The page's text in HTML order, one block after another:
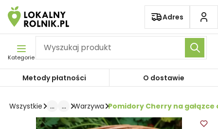
Pomiń nawigację
Adres
Kategorie
Metody płatności O dostawie
Wszystkie ... ... Warzywa Pomidory Cherry na gałązce